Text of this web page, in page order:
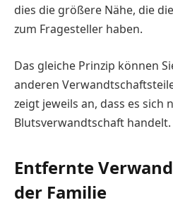
dies die größere Nähe, die
zum Fragesteller haben.
Das gleiche Prinzip können
anderen
zeigt jeweils an, dass es sich
Blutsverwandtschaft handelt.
Entfernte
der Familie